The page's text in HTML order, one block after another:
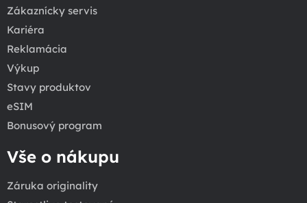
Zákaznícky servis
Kariéra
Reklamácia
Výkup
Stavy produktov
eSIM
Bonusový program
Vše o nákupu
Záruka originality